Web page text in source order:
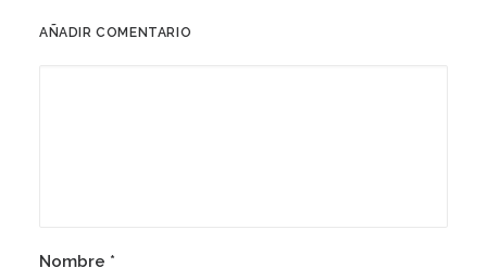
AÑADIR COMENTARIO
Nombre *